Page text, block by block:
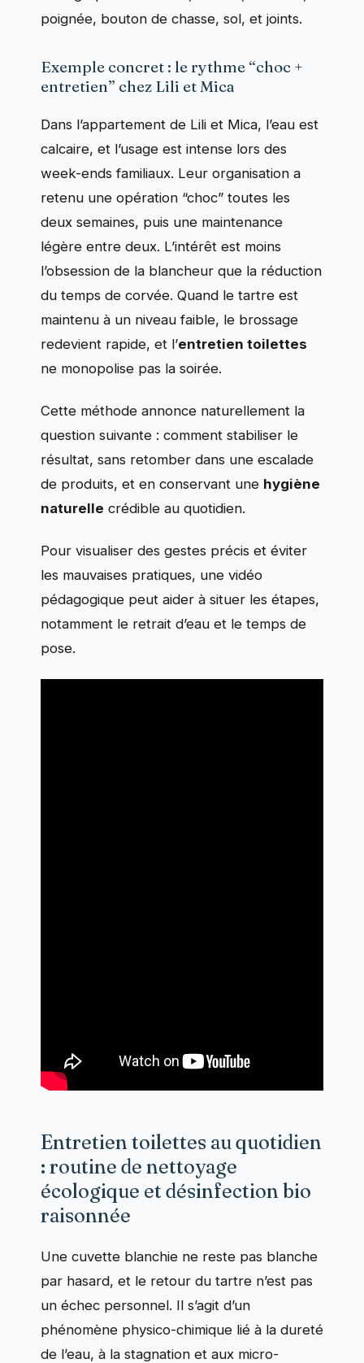
poignée, bouton de chasse, sol, et joints.
Exemple concret : le rythme “choc +
entretien” chez Lili et Mica
Dans l’appartement de Lili et Mica, l’eau est
calcaire, et l’usage est intense lors des
week-ends familiaux. Leur organisation a
retenu une opération “choc” toutes les
deux semaines, puis une maintenance
légère entre deux. L’intérêt est moins
l’obsession de la blancheur que la réduction
du temps de corvée. Quand le tartre est
maintenu à un niveau faible, le brossage
redevient rapide, et l’entretien toilettes
ne monopolise pas la soirée.
Cette méthode annonce naturellement la
question suivante : comment stabiliser le
résultat, sans retomber dans une escalade
de produits, et en conservant une hygiène
naturelle crédible au quotidien.
Pour visualiser des gestes précis et éviter
les mauvaises pratiques, une vidéo
pédagogique peut aider à situer les étapes,
notamment le retrait d’eau et le temps de
pose.
Entretien toilettes au quotidien
: routine de nettoyage
écologique et désinfection bio
raisonnée
Une cuvette blanchie ne reste pas blanche
par hasard, et le retour du tartre n’est pas
un échec personnel. Il s’agit d’un
phénomène physico-chimique lié à la dureté
de l’eau, à la stagnation et aux micro-